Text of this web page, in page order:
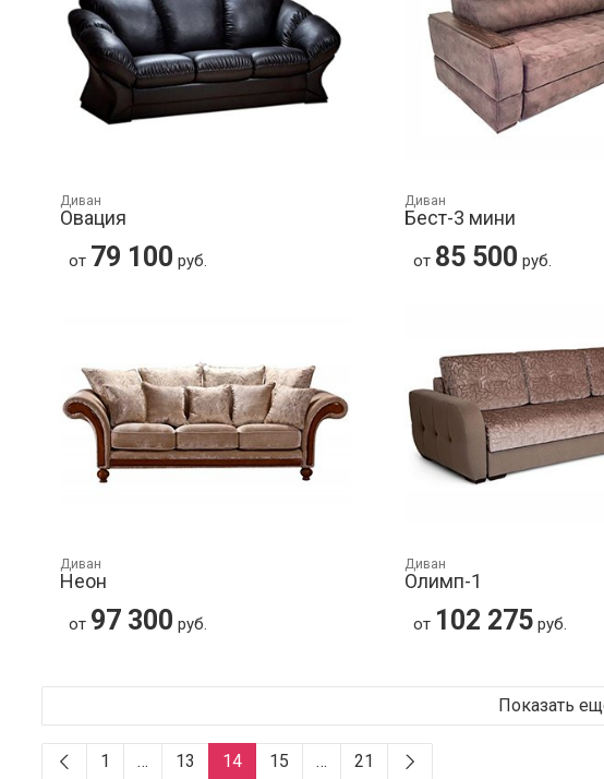
Диван
Овация
от 79 100 руб.
Диван
Бест-3 мини
от 85 500 руб.
Диван
Неон
от 97 300 руб.
Диван
Олимп-1
от 102 275руб.
Показать
1 … 13 14 15 … 21